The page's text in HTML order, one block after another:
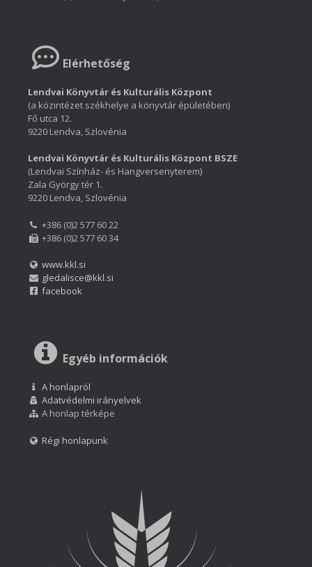
Elérhetőség
Lendvai Könyvtár és Kulturális Központ
(a közintézet székhelye a könyvtár épületében)
Fő utca 12.
9220 Lendva, Szlovénia
Lendvai Könyvtár és Kulturális Központ BSZE
(Lendvai Színház- és Hangversenyterem)
Zala György tér 1.
9220 Lendva, Szlovénia
+386 (0)2 577 60 22
+386 (0)2 577 60 34
www.kkl.si
gledalisce@kkl.si
facebook
Egyéb információk
A honlapról
Adatvédelmi irányelvek
A honlap térképe
Régi honlapunk